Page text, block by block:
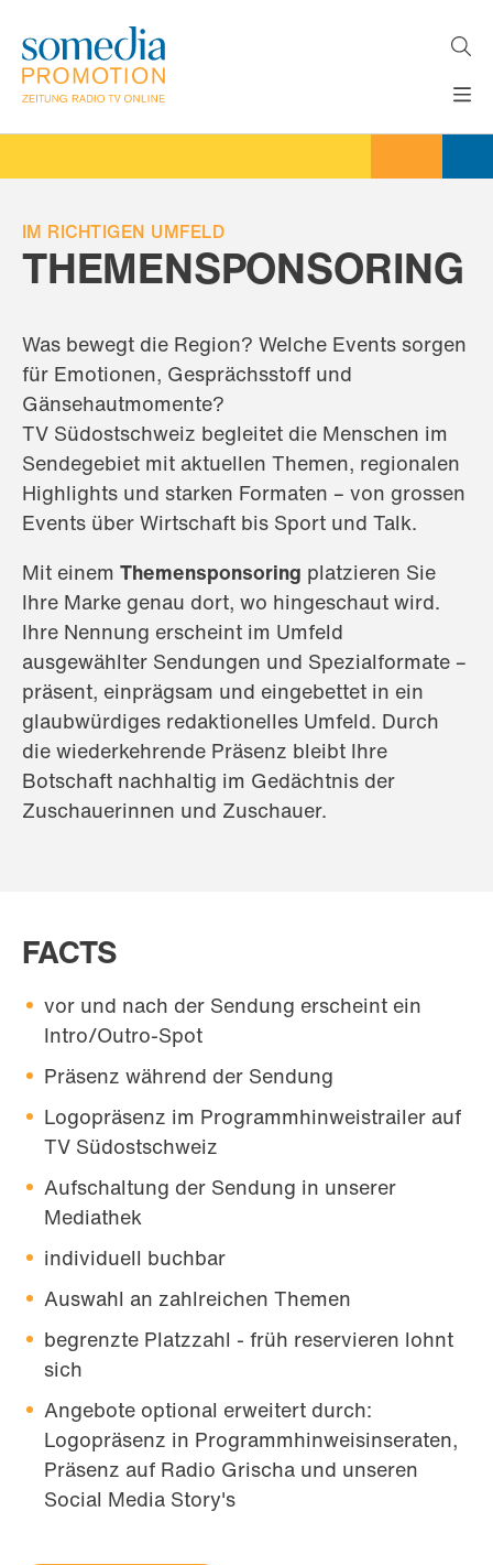
zum
Inhalt
H
U
WERBEFORMATE
ÜBER
IM RICHTIGEN UMFELD
THEMENSPONSORING
Was bewegt die Region? Welche Events sorgen
für Emotionen, Gesprächsstoff und
Gänsehautmomente?
TV Südostschweiz begleitet die Menschen im
Sendegebiet mit aktuellen Themen, regionalen
Highlights und starken Formaten – von grossen
Events über Wirtschaft bis Sport und Talk.
Mit einem Themensponsoring platzieren Sie
Ihre Marke genau dort, wo hingeschaut wird.
Ihre Nennung erscheint im Umfeld
ausgewählter Sendungen und Spezialformate –
präsent, einprägsam und eingebettet in ein
glaubwürdiges redaktionelles Umfeld. Durch
die wiederkehrende Präsenz bleibt Ihre
Botschaft nachhaltig im Gedächtnis der
Zuschauerinnen und Zuschauer.
FACTS
vor und nach der Sendung erscheint ein
Intro/Outro-Spot
Präsenz während der Sendung
Logopräsenz im Programmhinweistrailer auf
TV Südostschweiz
Aufschaltung der Sendung in unserer
Mediathek
individuell buchbar
Auswahl an zahlreichen Themen
begrenzte Platzzahl - früh reservieren lohnt
sich
Angebote optional erweitert durch:
Logopräsenz in Programmhinweisinseraten,
Präsenz auf Radio Grischa und unseren
Social Media Story's